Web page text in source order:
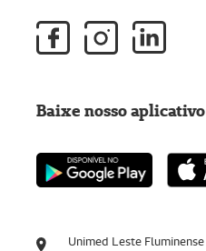
Unimed Leste Fluminense
Baixe nosso aplicativo